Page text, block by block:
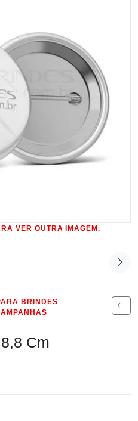
VER OUTRA IMAGEM.
BRINDES
Cm